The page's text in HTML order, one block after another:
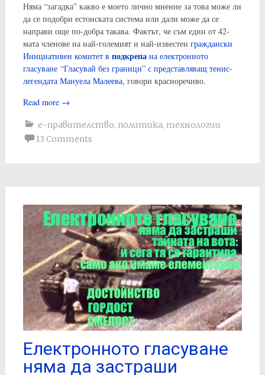
Няма “загадка” какво е моето лично мнение за това може ли
да се подобри естонската система или дали може да се
направи още по-добра такава. Фактът, че съм един от 42-
мата членове на най-големият и най-известен граждански
Инициативен комитет в подкрепана електронното
гласуване “Гласувай без граници” с представляващ тенис-
легендата Мануела Малеева, говори красноречиво.
Read more →
е-правителство, политика, технологии
13 Comments
Електронното гласуване
няма да застраши